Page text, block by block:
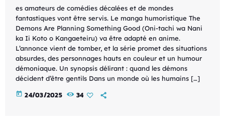
es amateurs de comédies décalées et de mondes
fantastiques vont être servis. Le manga humoristique The
Demons Are Planning Something Good (Oni-tachi wa Nani
ka Ii Koto o Kangaeteiru) va être adapté en anime.
L’annonce vient de tomber, et la série promet des situations
absurdes, des personnages hauts en couleur et un humour
démoniaque. Un synopsis délirant : quand les démons
décident d’être gentils Dans un monde où les humains […]
today 24/03/2025 34